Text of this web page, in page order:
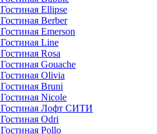
Гостиная Ellipse
Гостиная Berber
Гостиная Emerson
Гостиная Line
Гостиная Rosa
Гостиная Gouache
Гостиная Olivia
Гостиная Bruni
Гостиная Nicole
Гостиная Лофт СИТИ
Гостиная Odri
Гостиная Pollo